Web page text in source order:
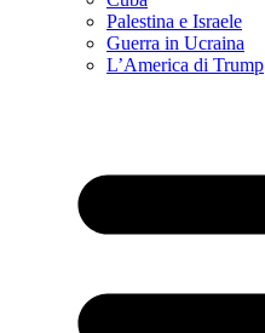
Palestina e Israele
Guerra in Ucraina
L’America di Trump